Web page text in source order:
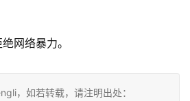
网络暴力。
，如若转载，请注明出处：